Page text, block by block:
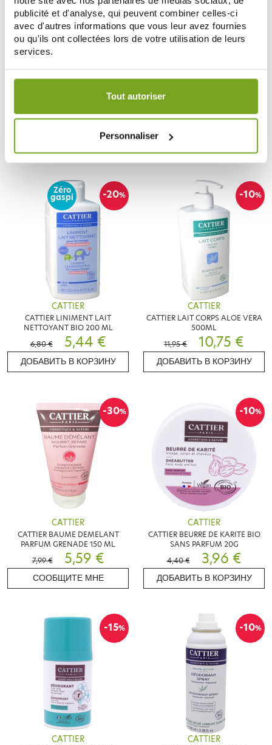
publicité et d'analyse, qui peuvent combiner celles-ci
avec d'autres informations que vous leur avez fournies
ou qu'ils ont collectées lors de votre utilisation de leurs
services.
Votre choix de consentement est conservé pendant une
Tout autoriser
Personnaliser
CATTIER EAU DEMAQUILLANTE
5,91 €
CATTIER PURETE DIVINE HUILE
8,56 €
ДОБАВИТЬ В КОРЗИНУ
-20%
Zéro
gaspi
CATTIER
CATTIER LINIMENT LAIT
NETTOYANT BIO 200 ML
6,80 €
5,44 €
ДОБАВИТЬ В КОРЗИНУ
-10%
CATTIER
CATTIER LAIT CORPS ALOE VERA
500ML
11,95 €
10,75 €
ДОБАВИТЬ В КОРЗИНУ
-30%
CATTIER
CATTIER BAUME DEMELANT
PARFUM GRENADE 150 ML
7,99 €
5,59 €
СООБЩИТЕ МНЕ
-10%
CATTIER
CATTIER BEURRE DE KARITE BIO
SANS PARFUM 20G
4,40 €
3,96 €
ДОБАВИТЬ В КОРЗИНУ
-15%
CATTIER
-10%
CATTIER